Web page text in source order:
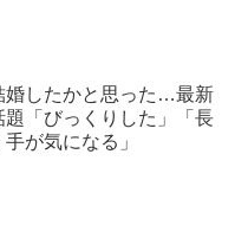
婚したかと思った…最新
題「びっくりした」「長
が気になる」